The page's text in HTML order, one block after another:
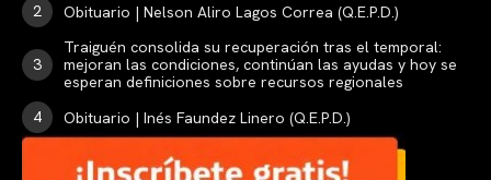
Obituario | Nelson Aliro Lagos Correa (Q.E.P.D.)
Traiguén consolida su recuperación tras el temporal:
mejoran las condiciones, continúan las ayudas y hoy se
esperan definiciones sobre recursos regionales
Obituario | Inés Faundez Linero (Q.E.P.D.)